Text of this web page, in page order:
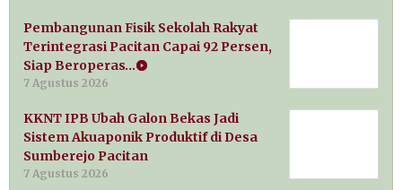
Pembangunan Fisik Sekolah Rakyat
Terintegrasi Pacitan Capai 92 Persen,
Siap Beroperas…
7 Agustus 2026
KKNT IPB Ubah Galon Bekas Jadi
Sistem Akuaponik Produktif di Desa
Sumberejo Pacitan
7 Agustus 2026